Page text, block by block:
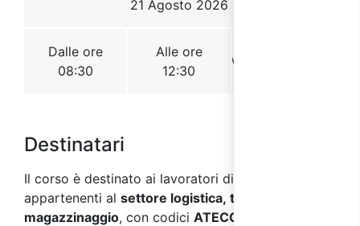
Destinatari
Il corso è destinato ai lavoratori di aziende
appartenenti al settore logistica, trasporto e
magazzinaggio, con codici ATECO 2007 H 49.4 -